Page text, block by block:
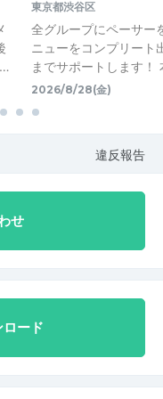
東京都渋谷区
全グループにペーサー
ニューをコンプリート
までサポートします
2026/8/28(金)
違反報告
せ
ード